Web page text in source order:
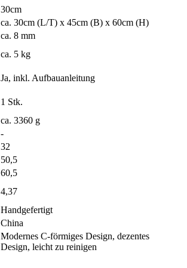
30cm
ca. 30cm (L/T) x 45cm (B) x 60cm (H)
ca. 8 mm
ca. 5 kg
Ja, inkl. Aufbauanleitung
1 Stk.
ca. 3360 g
-
32
50,5
60,5
4,37
Handgefertigt
China
Modernes C-förmiges Design, dezentes
Design, leicht zu reinigen